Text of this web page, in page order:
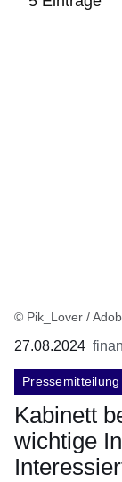
© Pik_Lover /
27.08.2024
Pressemitteilung
Kabinett
wichtige